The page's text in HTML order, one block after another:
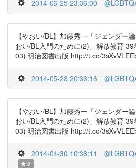
2014-06-25 23:36:00
【やおい/BL】加藤秀一「ジェンダー
おい/BL入門のために(2)」解放教育
03) 明治図書出版 http://t.co/
2014-05-28 20:36:16
【やおい/BL】加藤秀一「ジェンダー
おい/BL入門のために(2)」解放教育
03) 明治図書出版 http://t.co/
2014-04-30 10:36:11
2